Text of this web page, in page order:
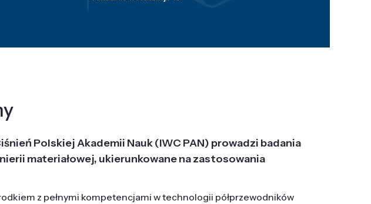
Polskiej Akademii Nauk (IWC PAN) prowadzi badania
materiałowej, ukierunkowane na zastosowania
z pełnymi kompetencjami w technologii półprzewodników